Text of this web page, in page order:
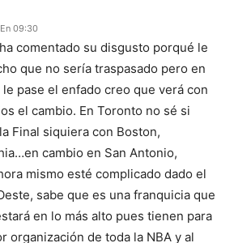
09:30
comentado su disgusto porqué le
que no sería traspasado pero en
pase el enfado creo que verá con
el cambio. En Toronto no sé si
Final siquiera con Boston,
cambio en San Antonio,
mismo esté complicado dado el
sabe que es una franquicia que
en lo más alto pues tienen para
organización de toda la NBA y al